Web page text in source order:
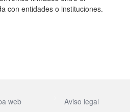
con entidades o instituciones.
web Aviso legal